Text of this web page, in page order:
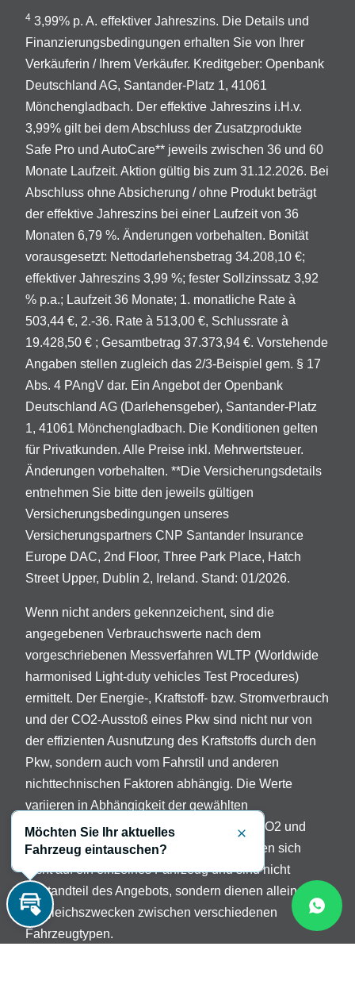
4 3,99% p. A. effektiver Jahreszins. Die Details und
Finanzierungsbedingungen erhalten Sie von Ihrer
Verkäuferin / Ihrem Verkäufer. Kreditgeber: Openbank
Deutschland AG, Santander-Platz 1, 41061
Mönchengladbach. Der effektive Jahreszins i.H.v.
3,99% gilt bei dem Abschluss der Zusatzprodukte
Safe Pro und AutoCare** jeweils zwischen 36 und 60
Monate Laufzeit. Aktion gültig bis zum 31.12.2026. Bei
Abschluss ohne Absicherung / ohne Produkt beträgt
der effektive Jahreszins bei einer Laufzeit von 36
Monaten 6,79 %. Änderungen vorbehalten. Bonität
vorausgesetzt: Nettodarlehensbetrag 34.208,10 €;
effektiver Jahreszins 3,99 %; fester Sollzinssatz 3,92
% p.a.; Laufzeit 36 Monate; 1. monatliche Rate à
503,44 €, 2.-36. Rate à 513,00 €, Schlussrate à
19.428,50 € ; Gesamtbetrag 37.373,94 €. Vorstehende
Angaben stellen zugleich das 2/3-Beispiel gem. § 17
Abs. 4 PAngV dar. Ein Angebot der Openbank
Deutschland AG (Darlehensgeber), Santander-Platz
1, 41061 Mönchengladbach. Die Konditionen gelten
für Privatkunden. Alle Preise inkl. Mehrwertsteuer.
Änderungen vorbehalten. **Die Versicherungsdetails
entnehmen Sie bitte den jeweils gültigen
Versicherungsbedingungen unseres
Versicherungspartners CNP Santander Insurance
Europe DAC, 2nd Floor, Three Park Place, Hatch
Street Upper, Dublin 2, Ireland. Stand: 01/2026.
Wenn nicht anders gekennzeichent, sind die
angegebenen Verbrauchswerte nach dem
vorgeschriebenen Messverfahren WLTP (Worldwide
harmonised Light-duty vehicles Test Procedures)
ermittelt. Der Energie-, Kraftstoff- bzw. Stromverbrauch
und der CO2-Ausstoß eines Pkw sind nicht nur von
der effizienten Ausnutzung des Kraftstoffs durch den
Pkw, sondern auch vom Fahrstil und anderen
nichttechnischen Faktoren abhängig. Die Werte
variieren in Abhängigkeit der gewählten
Sonderausstattungen. Beschreibung der CO2 und
Verbrauchsangaben: Die Angaben beziehen sich
nicht auf ein einzelnes Fahrzeug und sind nicht
Bestandteil des Angebots, sondern dienen allein
Vergleichszwecken zwischen verschiedenen
Fahrzeugtypen.
Inzahlungnahme
Möchten Sie Ihr aktuelles
Fahrzeug eintauschen?
Schließen